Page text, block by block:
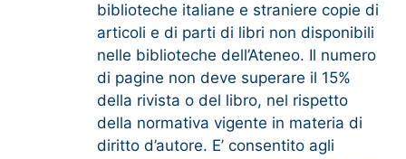
biblioteche italiane e straniere copie di
articoli e di parti di libri non disponibili
nelle biblioteche dell’Ateneo. Il numero
di pagine non deve superare il 15%
della rivista o del libro, nel rispetto
della normativa vigente in materia di
diritto d’autore. E’ consentito agli